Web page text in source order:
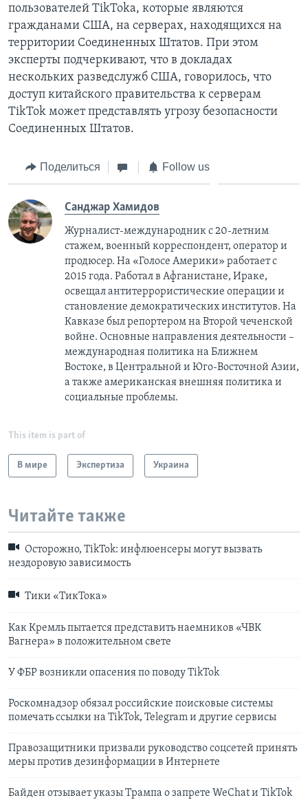
пользователей TikToka, которые являются
гражданами США, на серверах, находящихся на
территории Соединенных Штатов. При этом
эксперты подчеркивают, что в докладах
нескольких разведслужб США, говорилось, что
доступ китайского правительства к серверам
TikTok может представлять угрозу безопасности
Соединенных Штатов.
Поделиться Follow us
Санджар Хамидов
Журналист-международник с 20-летним
стажем, военный корреспондент, оператор и
продюсер. На «Голосе Америки» работает с
2015 года. Работал в Афганистане, Ираке,
освещал антитеррористические операции и
становление демократических институтов. На
Кавказе был репортером на Второй чеченской
войне. Основные направления деятельности –
международная политика на Ближнем
Востоке, в Центральной и Юго-Восточной Азии,
a также американская внешняя политика и
социальные проблемы.
This item is part of
В мире Экспертиза Украина
Читайте также
Осторожно, TikTok: инфлюенсеры могут вызвать
нездоровую зависимость
Тики «ТикТока»
Как Кремль пытается представить наемников «ЧВК
Вагнера» в положительном свете
У ФБР возникли опасения по поводу TikTok
Роскомнадзор обязал российские поисковые системы
помечать ссылки на TikTok, Telegram и другие сервисы
Правозащитники призвали руководство соцсетей принять
меры против дезинформации в Интернете
Байден отзывает указы Трампа о запрете WeChat и TikTok